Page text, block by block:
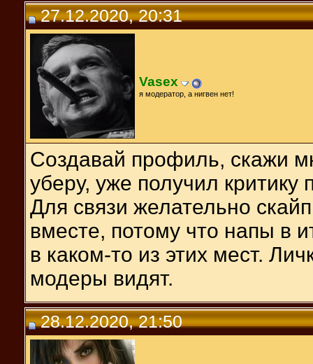
27.12.2020, 20:31
Vasex
я модератор, а нигвен нет!
Создавай профиль, скажи
уберу, уже получил критику
Для связи желательно
вместе, потому что напы в
в каком-то из этих мест.
модеры видят.
28.12.2020, 21:50